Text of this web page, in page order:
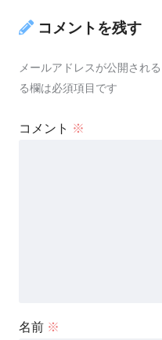
コメントを残す
メールアドレスが公開され
る欄は必須項目です
コメント ※
名前 ※